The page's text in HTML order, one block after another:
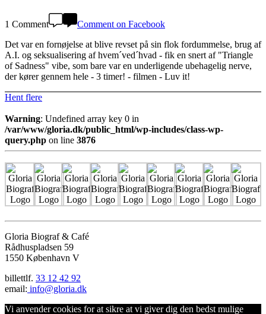
1 Comment
Comment on Facebook
Det var en fornøjelse at blive revset på sin flok fordummelse, brug af
A.I. og seksualisering af hvem´ved´hvad - fik en snert af "Triangle
of Sadness" vibe, som bare var en underligende ubehagelig nerve,
der kører gennem hele - 3 timer! - filmen - Luv it!
Hent flere
Warning: Undefined array key 0 in
/var/www/gloria.dk/public_html/wp-includes/class-wp-
query.php on line 3876
Gloria Biograf & Café
Rådhuspladsen 59
1550 København V
billettlf. 33 12 42 92
email: info@gloria.dk
Vi anvender cookies for at sikre at vi giver dig den bedst mulige